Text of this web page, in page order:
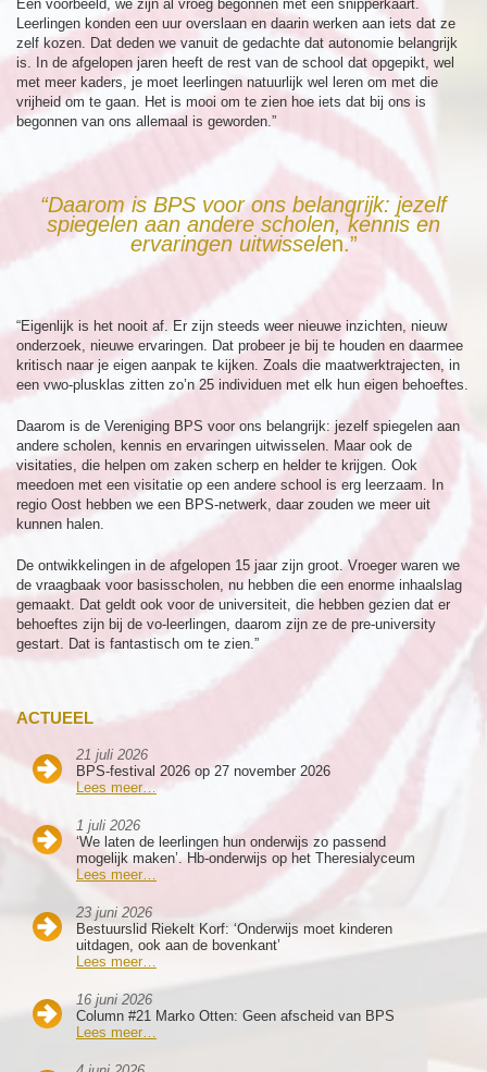
ACTUEEL
21 juli 2026
BPS-festival 2026 op 27 november 2026
Lees meer…
1 juli 2026
‘We laten de leerlingen hun onderwijs zo passend
mogelijk maken’. Hb-onderwijs op het Theresialyceum
Lees meer…
23 juni 2026
Bestuurslid Riekelt Korf: ‘Onderwijs moet kinderen
uitdagen, ook aan de bovenkant’
Lees meer…
16 juni 2026
Column #21 Marko Otten: Geen afscheid van BPS
Lees meer…
Een voorbeeld, we zijn al vroeg begonnen met een snipperkaart.
Leerlingen konden een uur overslaan en daarin werken aan iets dat ze
zelf kozen. Dat deden we vanuit de gedachte dat autonomie belangrijk
is. In de afgelopen jaren heeft de rest van de school dat opgepikt, wel
met meer kaders, je moet leerlingen natuurlijk wel leren om met die
vrijheid om te gaan. Het is mooi om te zien hoe iets dat bij ons is
begonnen van ons allemaal is geworden.”
“Daarom is BPS voor ons belangrijk: jezelf
spiegelen aan andere scholen, kennis en
ervaringen uitwisselen.”
“Eigenlijk is het nooit af. Er zijn steeds weer nieuwe inzichten, nieuw
onderzoek, nieuwe ervaringen. Dat probeer je bij te houden en daarmee
kritisch naar je eigen aanpak te kijken. Zoals die maatwerktrajecten, in
een vwo-plusklas zitten zo’n 25 individuen met elk hun eigen behoeftes.
Daarom is de Vereniging BPS voor ons belangrijk: jezelf spiegelen aan
andere scholen, kennis en ervaringen uitwisselen. Maar ook de
visitaties, die helpen om zaken scherp en helder te krijgen. Ook
meedoen met een visitatie op een andere school is erg leerzaam. In
regio Oost hebben we een BPS-netwerk, daar zouden we meer uit
kunnen halen.
De ontwikkelingen in de afgelopen 15 jaar zijn groot. Vroeger waren we
de vraagbaak voor basisscholen, nu hebben die een enorme inhaalslag
gemaakt. Dat geldt ook voor de universiteit, die hebben gezien dat er
behoeftes zijn bij de vo-leerlingen, daarom zijn ze de pre-university
gestart. Dat is fantastisch om te zien.”